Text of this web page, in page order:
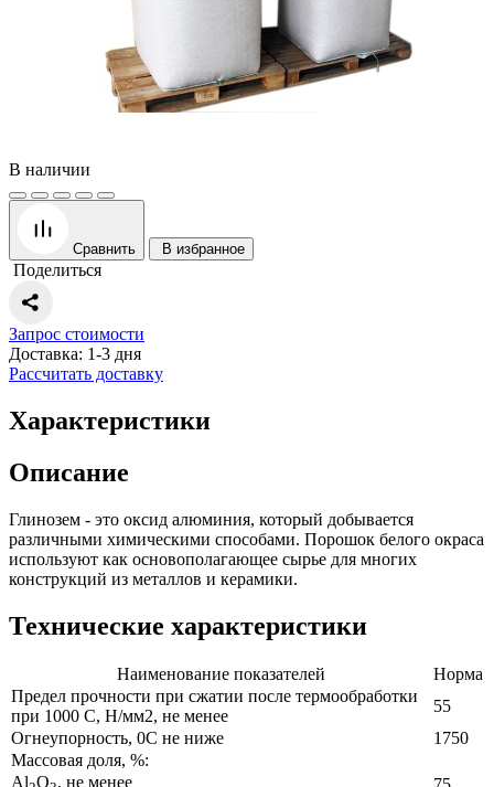
В наличии
Сравнить В избранное
Поделиться
Запрос стоимости
Доставка: 1-3 дня
Рассчитать доставку
Характеристики
Описание
Глинозем - это оксид алюминия, который добывается
различными химическими способами. Порошок белого окраса
используют как основополагающее сырье для многих
конструкций из металлов и керамики.
Технические характеристики
Наименование показателей
Норма
Предел прочности при сжатии после термообработки
при 1000 С, Н/мм2, не менее
55
Огнеупорность, 0С не ниже
1750
Массовая доля, %:
Al O , не менее